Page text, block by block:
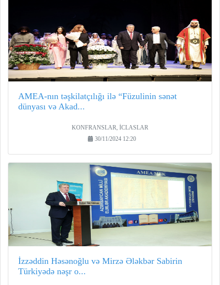
AMEA-nın təşkilatçılığı ilə “Füzulinin sənət
dünyası və Akad...
KONFRANSLAR, İCLASLAR
30/11/2024 12:20
İzzəddin Həsənoğlu və Mirzə Ələkbər Sabirin
Türkiyədə nəşr o...